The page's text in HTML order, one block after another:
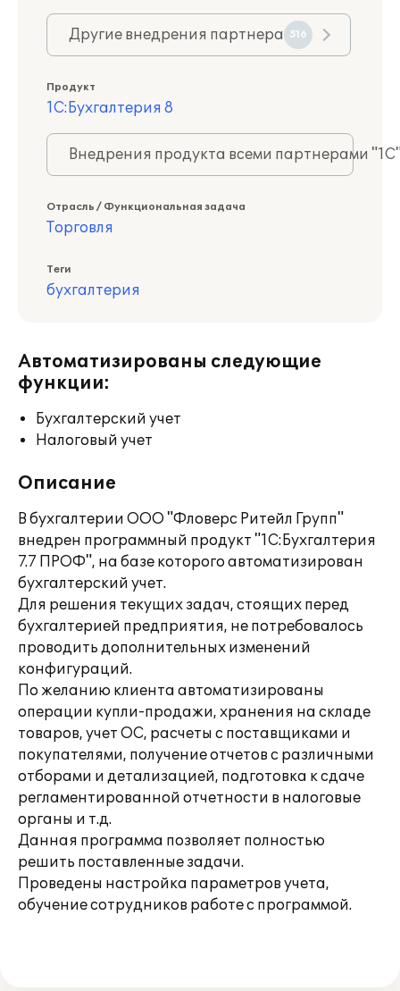
Другие внедрения партнера 516
Продукт
1С:Бухгалтерия 8
Внедрения продукта всеми партнерами
Отрасль / Функциональная задача
Торговля
Теги
бухгалтерия
Автоматизированы следующие
функции:
Бухгалтерский учет
Налоговый учет
Описание
В бухгалтерии ООО "Фловерс Ритейл Групп"
внедрен программный продукт "1С:Бухгалтерия
7.7 ПРОФ", на базе которого автоматизирован
бухгалтерский учет.
Для решения текущих задач, стоящих перед
бухгалтерией предприятия, не потребовалось
проводить дополнительных изменений
конфигураций.
По желанию клиента автоматизированы
операции купли-продажи, хранения на складе
товаров, учет ОС, расчеты с поставщиками и
покупателями, получение отчетов с различными
отборами и детализацией, подготовка к сдаче
регламентированной отчетности в налоговые
органы и т.д.
Данная программа позволяет полностью
решить поставленные задачи.
Проведены настройка параметров учета,
обучение сотрудников работе с программой.